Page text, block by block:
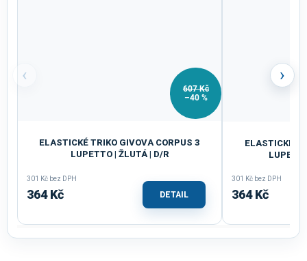
‹
607 Kč
–40 %
ELASTICKÉ TRIKO GIVOVA CORPUS 3
LUPETTO | ŽLUTÁ | D/R
301 Kč bez DPH
364 Kč DETAIL
ELASTICKÉ
301 Kč bez DPH
364 Kč
›